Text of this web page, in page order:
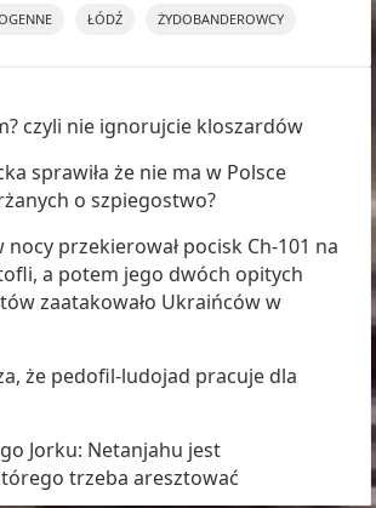
ŁÓDŹ ŻYDOBANDEROWCY
czyli nie ignorujcie kloszardów
sprawiła że nie ma w Polsce
o szpiegostwo?
nocy przekierował pocisk Ch-101 na
a potem jego dwóch opitych
zaatakowało Ukraińców w
że pedofil-ludojad pracuje dla
Jorku: Netanjahu jest
trzeba aresztować